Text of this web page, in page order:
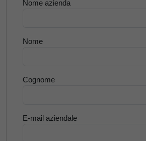
Nome azienda
Nome
Cognome
E-mail aziendale